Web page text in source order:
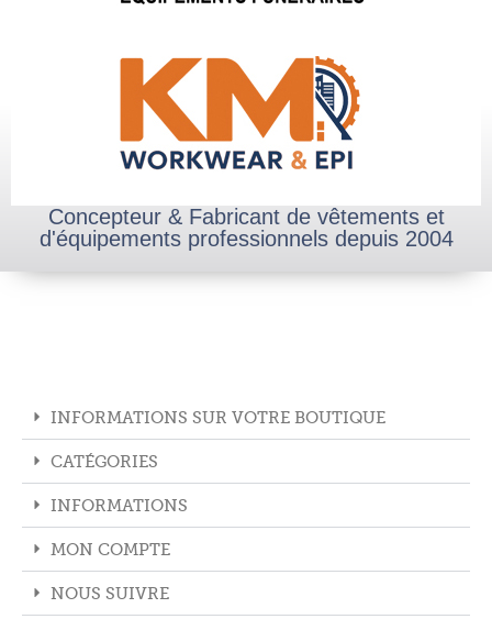
Concepteur & Fabricant de vêtements et
d'équipements professionnels depuis 2004
INFORMATIONS SUR VOTRE BOUTIQUE
CATÉGORIES
INFORMATIONS
MON COMPTE
NOUS SUIVRE